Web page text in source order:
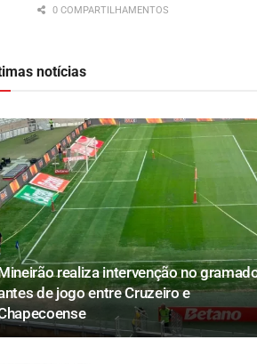
0 COMPARTILHAMENTOS
notícias
realiza intervenção no
de jogo entre Cruzeiro e